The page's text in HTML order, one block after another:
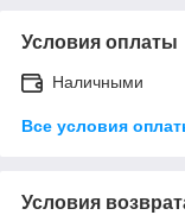
Условия оплаты
Наличными
Все условия
Условия